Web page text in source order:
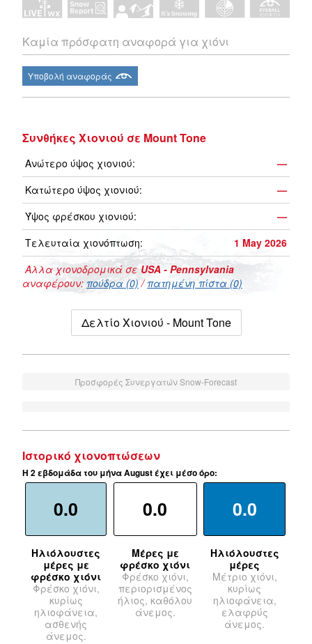
Καμία πρόσφατη αναφορά για χιόνι
Υποβολή αναφοράς
Συνθήκες Χιονιού σε Mount Tone
Ανώτερο ύψος χιονιού:
—
Κατώτερο ύψος χιονιού:
—
Ύψος φρέσκου χιονιού:
—
Τελευταία χιονόπτωση:
1 May 2026
Αλλα χιονοδρομικά σεUSA - Pennsylvania
αναφέρουν:πούδρα (0)/πατημένη πίστα (0)
Δελτίο Χιονιού - Mount Tone
Προσφορές Συνεργατών Snow-Forecast
Ιστορικό χιονοπτώσεων
Η 2 εβδομάδα του μήνα August έχει μέσο όρο:
0.0
Ηλιόλουστες
μέρες με
φρέσκο χιόνι
Φρέσκο χιόνι,
κυρίως
ηλιοφάνεια,
ασθενής
άνεμος.
0.0
Μέρες με
φρέσκο χιόνι
Φρέσκο χιόνι,
περιορισμένος
ήλιος, καθόλου
άνεμος.
0.0
Ηλιόλουστες
μέρες
Μέτριο χιόνι,
κυρίως
ηλιοφάνεια,
ελαφρύς
άνεμος.